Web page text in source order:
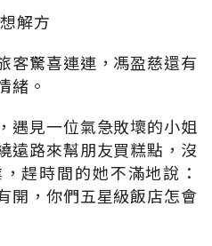
解方
客驚喜連連，馮盈慈還有
緒。
遇見一位氣急敗壞的小姐
遠路來幫朋友買糕點，沒
趕時間的她不滿地說：
開，你們五星級飯店怎會